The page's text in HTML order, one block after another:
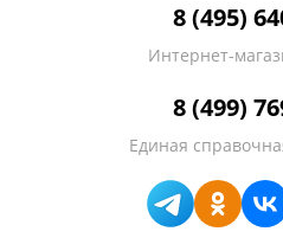
8 (495)
Интернет-
8 (499)
Единая